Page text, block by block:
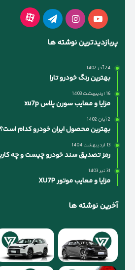
یوتیوباینستاگرام
تلگرام آپارات
پربازدیدترین نوشته ها
24 آذر 1402
بهترین رنگ خودرو تارا
16 اردیبهشت 1403
مزایا و معایب سورن پلاس xu7p
2 آبان 1402
بهترین محصول ایران خودرو کدام است؟
13 اردیبهشت 1404
رمز تصدیق سند خودرو چیست و چه
31 تیر 1403
مزایا و معایب موتور XU7P
آخرین نوشته ها